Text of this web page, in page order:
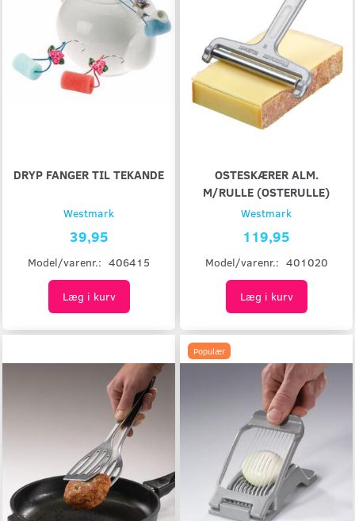
DRYP FANGER TIL TEKANDE
Westmark
39,95
Model/varenr.: 406415
Læg i kurv
OSTESKÆRER ALM.
M/RULLE (OSTERULLE)
Westmark
119,95
Model/varenr.: 401020
Læg i kurv
Populær